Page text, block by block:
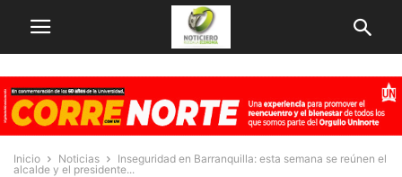
Inicio Noticias
Inseguridad en Barranquilla: esta semana se reúnen el
alcalde y el presidente...